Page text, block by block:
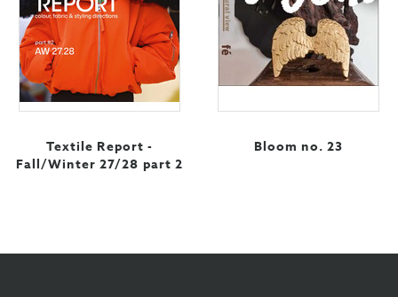
Textile Report -
Fall/Winter 27/28 part 2
Bloom no. 23